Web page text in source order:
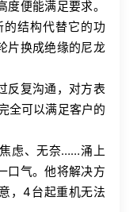
便能满足要求。
结构代替它的功
片换成绝缘的尼龙
反复沟通，对方表
全可以满足客户的
虑、无奈……涌上
口气。他将解决方
，4台起重机无法